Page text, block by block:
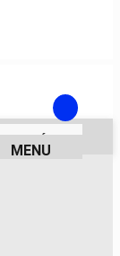
HÁ SEIS
MENU